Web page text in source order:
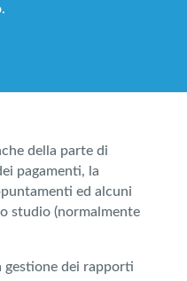
della parte di
pagamenti, la
ed alcuni
studio (normalmente
gestione dei rapporti